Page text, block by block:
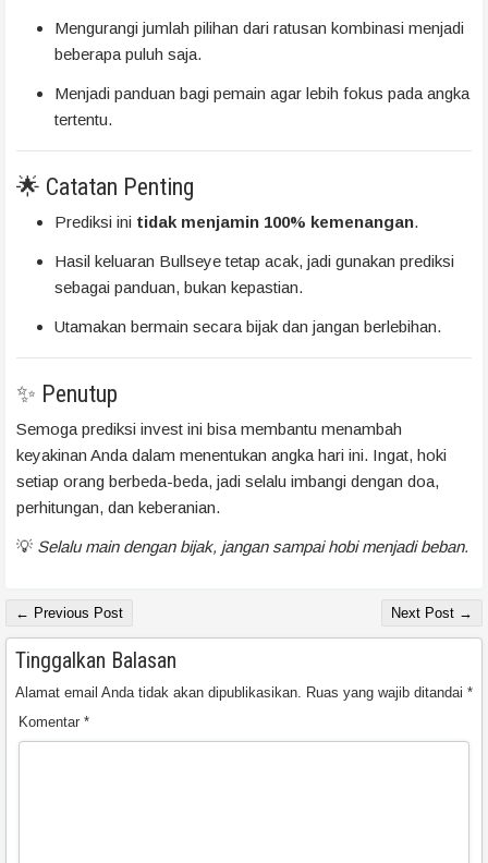
Mengurangi jumlah pilihan dari ratusan kombinasi menjadi
beberapa puluh saja.
Menjadi panduan bagi pemain agar lebih fokus pada angka
tertentu.
🌟 Catatan Penting
Prediksi ini tidak menjamin 100% kemenangan.
Hasil keluaran Bullseye tetap acak, jadi gunakan prediksi
sebagai panduan, bukan kepastian.
Utamakan bermain secara bijak dan jangan berlebihan.
✨ Penutup
Semoga prediksi invest ini bisa membantu menambah
keyakinan Anda dalam menentukan angka hari ini. Ingat, hoki
setiap orang berbeda-beda, jadi selalu imbangi dengan doa,
perhitungan, dan keberanian.
💡 Selalu main dengan bijak, jangan sampai hobi menjadi beban.
← Previous Post Next Post →
Tinggalkan Balasan
Alamat email Anda tidak akan dipublikasikan. Ruas yang wajib ditandai *
Komentar *